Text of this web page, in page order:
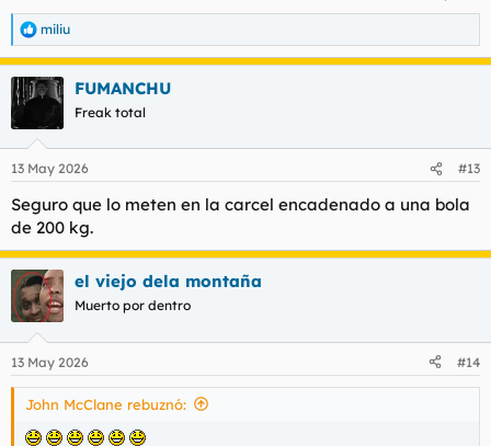
R
e
a
c
c
e
:
miliu
FUMANCHU
Freak total
13 May 2026 #13
Seguro que lo meten en la carcel encadenado a una bola
de 200 kg.
el viejo dela montaña
Muerto por dentro
13 May 2026 #14
John McClane rebuznó: